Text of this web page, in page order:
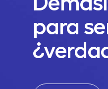
para